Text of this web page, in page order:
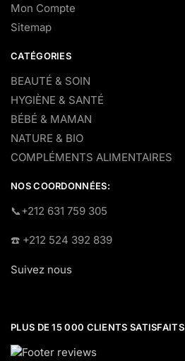
Mon Compte
Sitemap
CATÉGORIES
BEAUTÉ & SOIN
HYGIÈNE & SANTÉ
BÉBÉ & MAMAN
NATURE & BIO
COMPLÉMENTS ALIMENTAIRES
NOS COORDONNÉES:
​📞+212 631 759 305
☎️​ +212 524 392 839
Suivez nous
PLUS DE 15 000 CLIENTS SATISFAITS